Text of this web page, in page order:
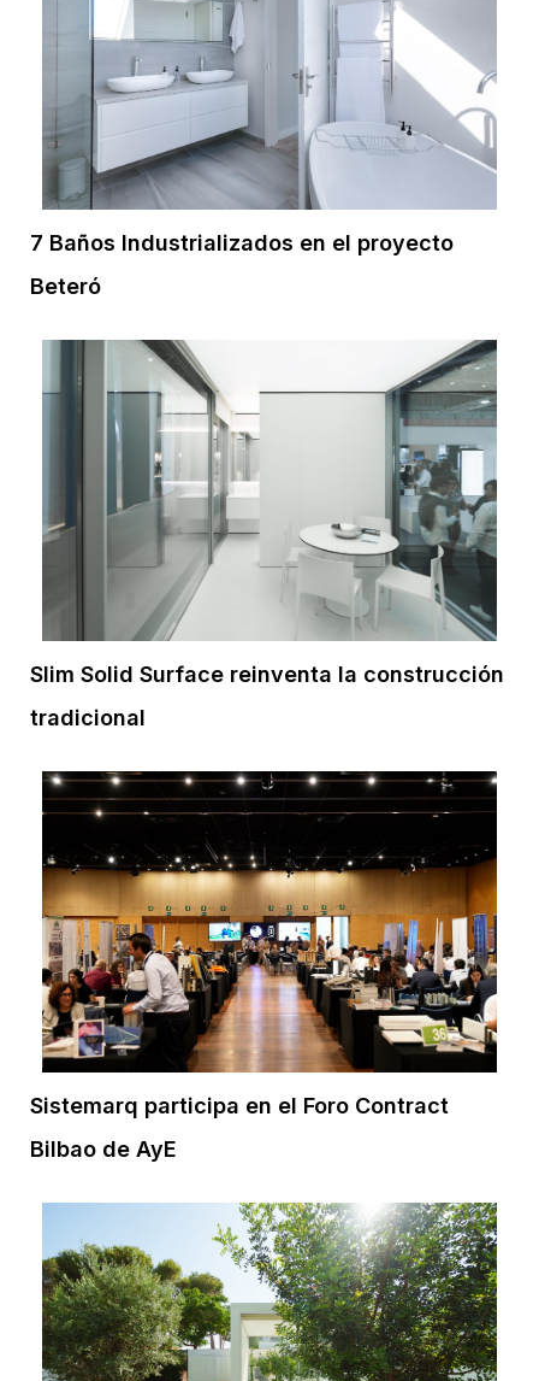
7 Baños Industrializados en el proyecto
Beteró
Slim Solid Surface reinventa la construcción
tradicional
Sistemarq participa en el Foro Contract
Bilbao de AyE